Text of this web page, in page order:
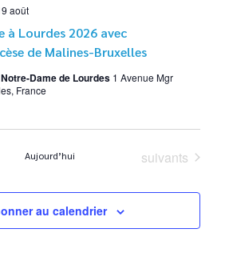
à Lourdes 2026 avec
de Malines-Bruxelles
août
Dame de Lourdes 1 Avenue Mgr
France
Aujourd’hui Évènements
suivants
au calendrier